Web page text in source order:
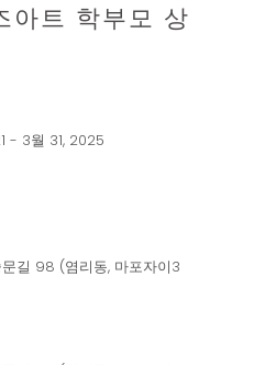
아트 학부모 상
- 3월 31, 2025
길 98 (염리동, 마포자이3